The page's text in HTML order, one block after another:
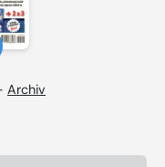
Archiv